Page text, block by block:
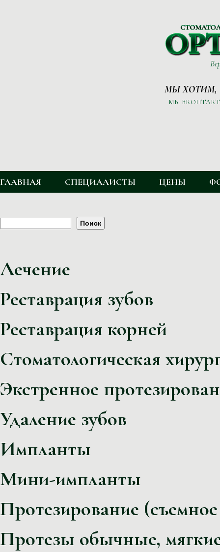
МЫ ХОТИМ,
МЫ
ГЛАВНОЕ МЕНЮ
ГЛАВНАЯ СПЕЦИАЛИСТЫ ЦЕНЫ
Лечение
Реставрация зубов
Реставрация корней
Стоматологическая
Экстренное
Удаление зубов
Импланты
Мини-импланты
Протезирование
Протезы обычные,